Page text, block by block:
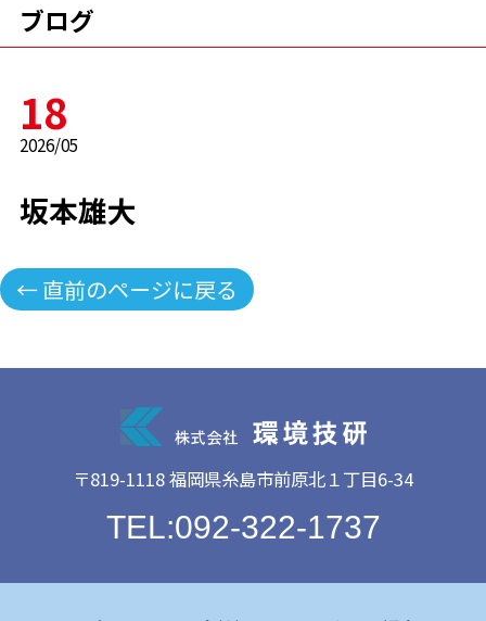
ブログ
18
2026/05
坂本雄大
← 直前のページに戻る
〒819-1118 福岡県糸島市前原北１丁目6-34
TEL:092-322-1737